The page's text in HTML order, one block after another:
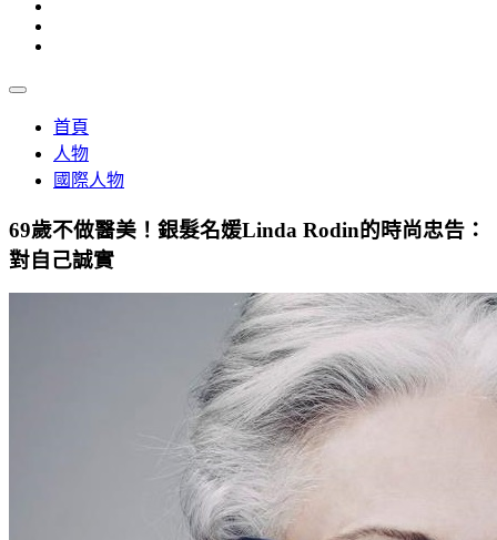
首頁
人物
國際人物
69歲不做醫美！銀髮名媛Linda Rodin的時尚忠告：
對自己誠實